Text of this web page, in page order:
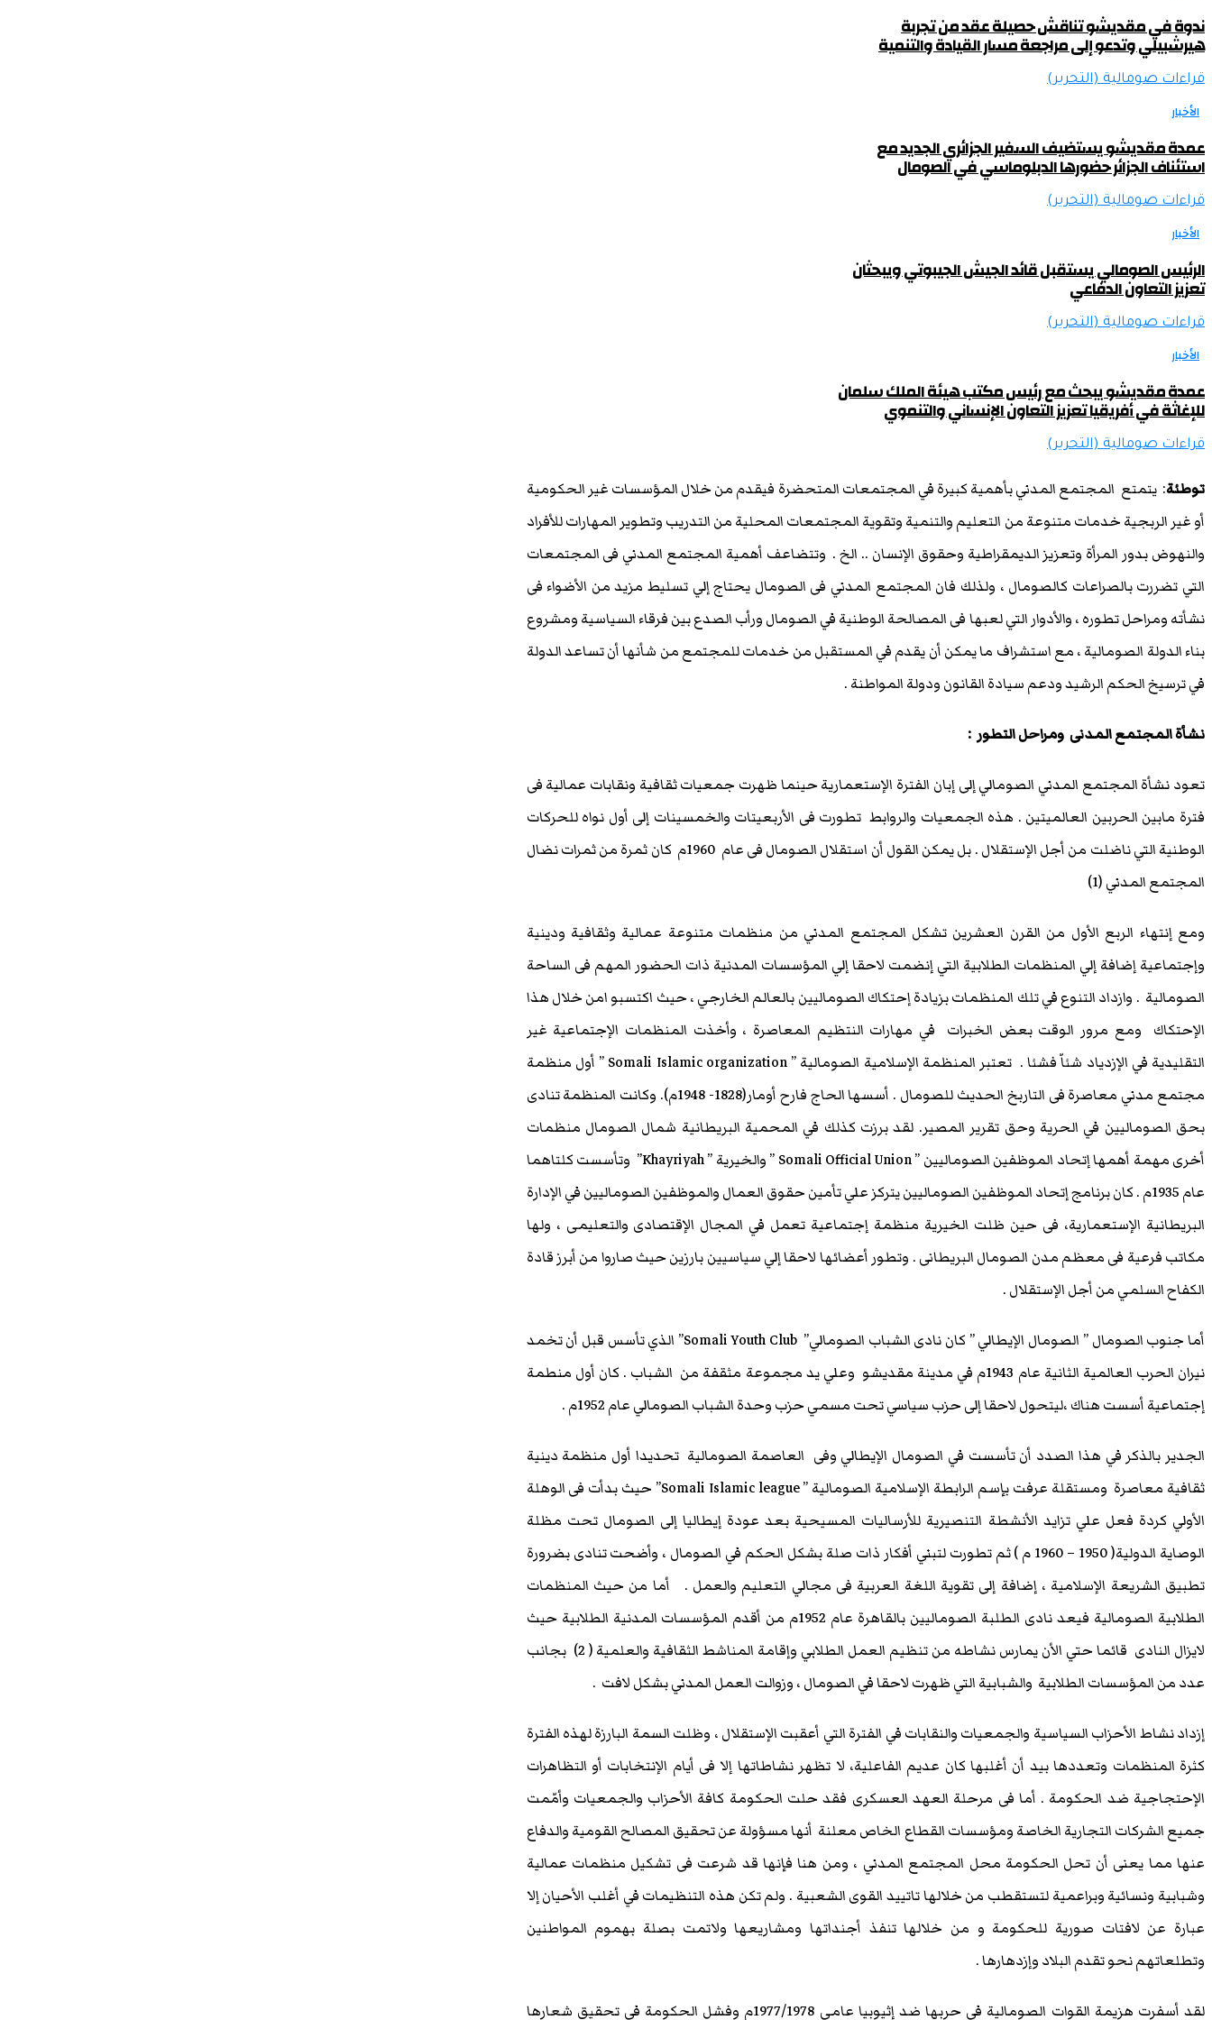
ندوة في مقديشو تناقش حصيلة عقد من تجربة
هيرشبيلي وتدعو إلى مراجعة مسار القيادة والتنمية
قراءات صومالية (التحرير)
الأخبار
عمدة مقديشو يستضيف السفير الجزائري الجديد مع
استئناف الجزائر حضورها الدبلوماسي في الصومال
قراءات صومالية (التحرير)
الأخبار
الرئيس الصومالي يستقبل قائد الجيش الجيبوتي ويبحثان
تعزيز التعاون الدفاعي
قراءات صومالية (التحرير)
الأخبار
عمدة مقديشو يبحث مع رئيس مكتب هيئة الملك سلمان
للإغاثة في أفريقيا تعزيز التعاون الإنساني والتنموي
قراءات صومالية (التحرير)
توطئة: يتمتع المجتمع المدني بأهمية كبيرة في المجتمعات المتحضرة فيقدم من خلال المؤسسات غير الحكومية
أو غير الربجية خدمات متنوعة من التعليم والتنمية وتقوية المجتمعات المحلية من التدريب وتطوير المهارات للأفراد
والنهوض بدور المرأة وتعزيز الديمقراطية وحقوق الإنسان .. الخ . وتتضاعف أهمية المجتمع المدني فى المجتمعات
التي تضررت بالصراعات كالصومال ، ولذلك فان المجتمع المدني فى الصومال يحتاج إلي تسليط مزيد من الأضواء فى
نشأته ومراحل تطوره ، والأدوار التي لعبها فى المصالحة الوطنية في الصومال ورأب الصدع بين فرقاء السياسية ومشروع
بناء الدولة الصومالية ، مع استشراف ما يمكن أن يقدم في المستقبل من خدمات للمجتمع من شأنها أن تساعد الدولة
في ترسيخ الحكم الرشيد ودعم سيادة القانون ودولة المواطنة .
نشأة المجتمع المدنى ومراحل التطور :
تعود نشأة المجتمع المدني الصومالي إلى إبان الفترة الإستعمارية حينما ظهرت جمعيات ثقافية ونقابات عمالية فى
فترة مابين الحربين العالميتين . هذه الجمعيات والروابط تطورت فى الأربعيتات والخمسينات إلى أول نواه للحركات
الوطنية التي ناضلت من أجل الإستقلال . بل يمكن القول أن استقلال الصومال فى عام 1960م كان ثمرة من ثمرات نضال
المجتمع المدني (1)
ومع إنتهاء الربع الأول من القرن العشرين تشكل المجتمع المدني من منظمات متنوعة عمالية وثقافية ودينية
وإجتماعية إضافة إلي المنظمات الطلابية التي إنضمت لاحقا إلي المؤسسات المدنية ذات الحضور المهم فى الساحة
الصومالية . وازداد التنوع في تلك المنظمات بزيادة إحتكاك الصوماليين بالعالم الخارجي ، حيث اكتسبو امن خلال هذا
الإحتكاك ومع مرور الوقت بعض الخبرات في مهارات النتظيم المعاصرة ، وأخذت المنظمات الإجتماعية غير
التقليدية في الإزدياد شئاّ فشئا . تعتبر المنظمة الإسلامية الصومالية ” Somali Islamic organization ” أول منظمة
مجتمع مدني معاصرة فى التاربخ الحديث للصومال . أسسها الحاج فارح أومار(1828- 1948م). وكانت المنظمة تنادى
بحق الصوماليين في الحرية وحق تقرير المصير. لقد برزت كذلك في المحمية البريطانية شمال الصومال منظمات
أخرى مهمة أهمها إتحاد الموظفين الصوماليين ” Somali Official Union ” والخيرية ” Khayriyah” وتأسست كلتاهما
عام 1935م . كان برنامج إتحاد الموظفين الصوماليين يتركز علي تأمين حقوق العمال والموظفين الصوماليين في الإدارة
البريطانية الإستعمارية، فى حين ظلت الخيرية منظمة إجتماعية تعمل في المجال الإقتصادى والتعليمى ، ولها
مكاتب فرعية فى معظم مدن الصومال البريطانى . وتطور أعضائها لاحقا إلي سياسيين بارزين حيث صاروا من أبرز قادة
الكفاح السلمي من أجل الإستقلال .
أما جنوب الصومال ” الصومال الإيطالي ” كان نادى الشباب الصومالي” Somali Youth Club” الذي تأسس قبل أن تخمد
نيران الحرب العالمية الثانية عام 1943م في مدينة مقديشو وعلي يد مجموعة مثقفة من الشباب . كان أول منطمة
إجتماعية أسست هناك ،ليتحول لاحقا إلى حزب سياسي تحت مسمي حزب وحدة الشباب الصومالي عام 1952م .
الجدير بالذكر في هذا الصدد أن تأسست في الصومال الإيطالي وفى العاصمة الصومالية تحديدا أول منظمة دينية
ثقافية معاصرة ومستقلة عرفت بإسم الرابطة الإسلامية الصومالية ” Somali Islamic league” حيث بدأت فى الوهلة
الأولي كردة فعل علي تزايد الأنشطة التنصيرية للأرساليات المسيحية بعد عودة إيطاليا إلى الصومال تحت مظلة
الوصاية الدولية( 1950 – 1960 م ) ثم تطورت لتبني أفكار ذات صلة بشكل الحكم في الصومال ، وأضحت تنادى بضرورة
تطبيق الشريعة الإسلامية ، إضافة إلى تقوية اللغة العربية فى مجالي التعليم والعمل . أما من حيث المنظمات
الطلابية الصومالية فيعد نادى الطلبة الصوماليين بالقاهرة عام 1952م من أقدم المؤسسات المدنية الطلابية حيث
لايزال النادى قائما حتي الأن يمارس نشاطه من تنظيم العمل الطلابي وإقامة المناشط الثقافية والعلمية ( 2)
بجانب
عدد من المؤسسات الطلابية والشبابية التي ظهرت لاحقا في الصومال ، وزوالت العمل المدني بشكل لافت .
إزداد نشاط الأحزاب السياسية والجمعيات والنقابات في الفترة التي أعقبت الإستقلال ، وظلت السمة البارزة لهذه الفترة
كثرة المنظمات وتعددها بيد أن أغلبها كان عديم الفاعلية، لا تظهر نشاطاتها إلا فى أيام الإنتخابات أو التظاهرات
الإحتجاجية ضد الحكومة . أما فى مرحلة العهد العسكرى فقد حلت الحكومة كافة الأحزاب والجمعيات وأمّمت
جميع الشركات التجارية الخاصة ومؤسسات القطاع الخاص معلنة أنها مسؤولة عن تحقيق المصالح القومية والدفاع
عنها مما يعنى أن تحل الحكومة محل المجتمع المدني ، ومن هنا فإنها قد شرعت فى تشكيل منظمات عمالية
وشبابية ونسائية وبراعمية لتستقطب من خلالها تاتييد القوى الشعبية . ولم تكن هذه التنظيمات في أغلب الأحيان إلا
عبارة عن لافتات صورية للحكومة و من خلالها تنفذ أجنداتها ومشاريعها ولاتمت بصلة بهموم المواطنين
وتطلعاتهم نحو تقدم البلاد وإزدهارها .
لقد أسفرت هزيمة القوات الصومالية في حربها ضد إثيوبيا عامي 1977/1978م وفشل الحكومة في تحقيق شعارها